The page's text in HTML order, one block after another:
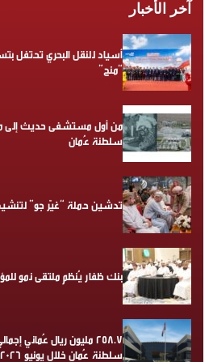
آخر الأخبار
أسياد للنقل البحري تحتفل
“منح”
من أول مستشفى حديث إلى
سلطنة عُمان
تدشين حملة “غيّر جو”
بنك ظفار يُنظم ملتقى نمو
258.7 مليون ريال عُماني
سلطنة عُمان خلال يونيو 2026م